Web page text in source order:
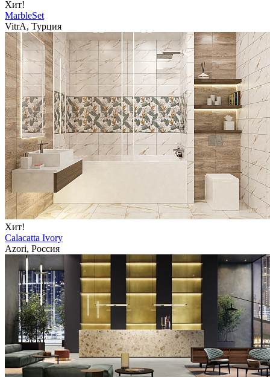
Хит!
MarbleSet
VitrA, Турция
Хит!
Calacatta Ivory
Azori, Россия